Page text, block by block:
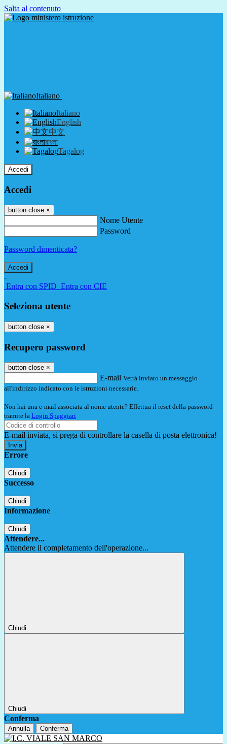
Salta al contenuto
Italiano
Italiano
English
中文
বাংলা
Tagalog
Accedi
Accedi
button close ×
Nome Utente
Password
Password dimenticata?
-
Entra con SPID Entra con CIE
Seleziona utente
button close ×
Recupero password
button close ×
E-mail Verrà inviato un messaggio
all'indirizzo indicato con le istruzioni necessarie.
Non hai una e-mail associata al nome utente? Effettua il reset della password
tramite la Login Spaggiari
E-mail inviata, si prega di controllare la casella di posta elettronica!
Errore
Chiudi
Successo
Chiudi
Informazione
Chiudi
Attendere...
Attendere il completamento dell'operazione...
Chiudi
Chiudi
Conferma
Annulla Conferma